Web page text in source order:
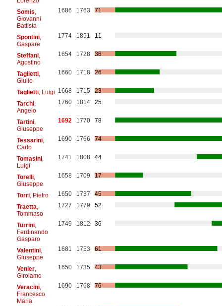
Somis
Giovanni
Battista
1686 1763 71
Spontini,
Gaspare
1774 1851 11
Steffani,
Agostino
1654 1728 36
Taglietti,
Giulio
1660 1718 26
Taglietti, Luigi 1668 1715
23
Tarchi,
Angelo
1760 1814 25
Tartini,
Giuseppe
1692 1770 78
Tessarini,
Carlo
1690 1766 74
Tomasini,
Luigi
1741 1808 44
Torelli,
Giuseppe
1658 1709 17
Torri, Pietro 1650 1737
45
Traetta
Tommaso
1727 1779 52
Turrini,
Ferdinando
Gasparo
1749 1812 36
Valentini,
Giuseppe
1681 1753 61
Venier,
Girolamo
1650 1735 43
Veracini,
Francesco
Maria
1690 1768 76